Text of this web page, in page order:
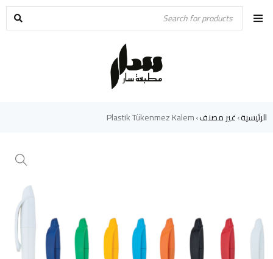
الرئيسية›غير مصنف›
Plastik Tükenmez Kalem